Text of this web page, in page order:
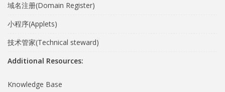
域名注册(Domain Register)
小程序(Applets)
技术管家(Technical steward)
Additional Resources:
Knowledge Base